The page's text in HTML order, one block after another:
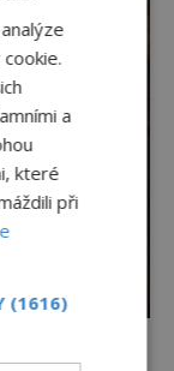
Lise
a
které
při
(1616)